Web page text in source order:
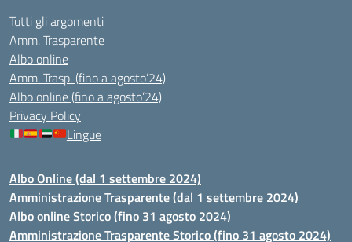
Tutti gli argomenti
Amm. Trasparente
Albo online
Amm. Trasp. (fino a agosto’24)
Albo online (fino a agosto’24)
Privacy Policy
Lingue
Albo Online (dal 1 settembre 2024)
Amministrazione Trasparente (dal 1 settembre 2024)
Albo online Storico (fino 31 agosto 2024)
Amministrazione Trasparente Storico (fino 31 agosto 2024)